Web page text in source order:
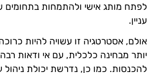
לפתח מותג אישי ולהתמחות
עניין.
אולם, אסטרטגיה זו עשויה להיות כרוכה
יותר מבחינה כלכלית, עם אי ודאות רבה
להכנסות. כמו כן, נדרשת יכולת ניהול